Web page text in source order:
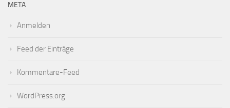
META
Anmelden
Feed der Einträge
Kommentare-Feed
WordPress.org